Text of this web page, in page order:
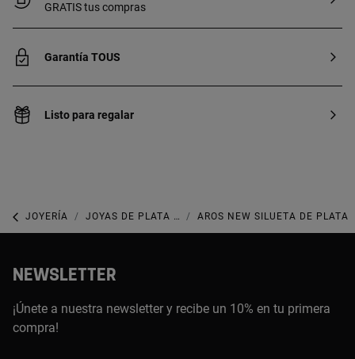
GRATIS tus compras
Garantía TOUS
Listo para regalar
JOYERÍA JOYAS DE PLATA 925 AROS NEW SILUETA DE PLATA
NEWSLETTER
¡Únete a nuestra newsletter y recibe un 10% en tu primera
compra!